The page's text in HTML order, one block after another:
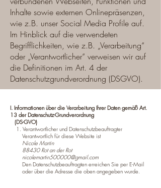
Inhalte sowie externen Onlinepräsenzen,
wie z.B. unser Social Media Profile auf.
Im Hinblick auf die verwendeten
Begrifflichkeiten, wie z.B. „Verarbeitung“
oder „Verantwortlicher“ verweisen wir auf
die Definitionen im Art. 4 der
Datenschutzgrundverordnung (DSGVO).
I. Informationen über die Verarbeitung Ihrer Daten gemäß Art.
13 der Datenschutz-Grundverordnung
(DS-GVO)
1. Verantwortlicher und Datenschutzbeauftragter
Verantwortlich für diese Website ist
Nicole Martin
88430 Rot an der Rot
nicolemartin500000@gmail.com
Den Datenschutzbeauftragten erreichen Sie per E-Mail
oder über die Adresse die oben angegeben wurde.